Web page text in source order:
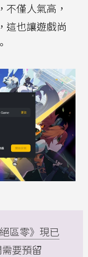
不僅人氣高，
這也讓遊戲尚
區零》現已
要預留